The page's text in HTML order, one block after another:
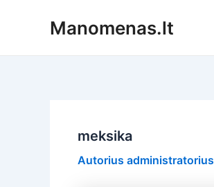
Manomenas.lt
meksika
Autorius administratorius